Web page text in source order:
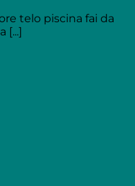
telo piscina fai da
[...]